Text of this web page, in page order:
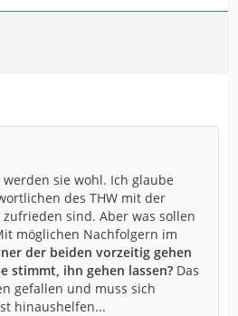
sie wohl. Ich glaube
des THW mit der
sind. Aber was sollen
möglichen Nachfolgern im
der beiden vorzeitig gehen
stimmt, ihn gehen lassen? Das
gefallen und muss sich
hinaushelfen...